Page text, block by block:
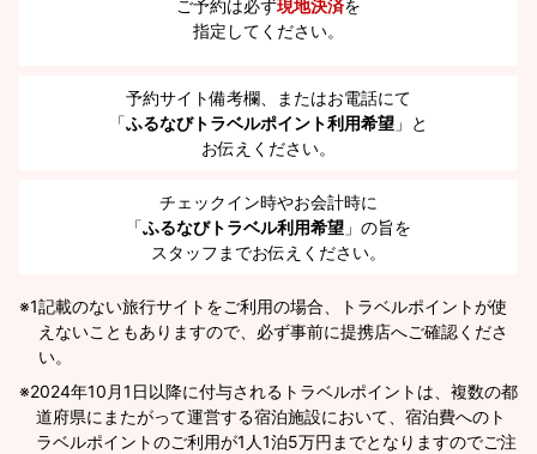
ご予約は必ず現地決済を
指定してください。
予約サイト備考欄、またはお電話にて
「ふるなびトラベルポイント利用希望 」と
お伝えください。
チェックイン時やお会計時に
「ふるなびトラベル利用希望 」の旨を
スタッフまでお伝えください。
※1記載のない旅行サイトをご利用の場合、トラベルポイントが使
えないこともありますので、必ず事前に提携店へご確認くださ
い。
2024年10月1日以降に付与されるトラベルポイントは、複数の都
道府県にまたがって運営する宿泊施設において、宿泊費へのト
ラベルポイントのご利用が1人1泊5万円までとなりますのでご注